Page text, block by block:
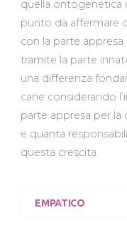
quella ontogenetica
punto da affermare
con la parte appresa
tramite la parte
una differenza
cane considerando
parte appresa per
e quanta
questa crescita.
EMPATICO